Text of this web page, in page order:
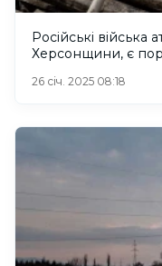
Російські війська
Херсонщини, є
26 січ. 2025 08:18